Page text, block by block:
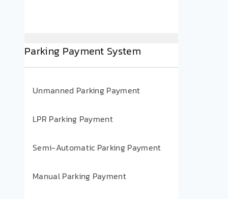
Parking Payment System
Unmanned Parking Payment
LPR Parking Payment
Semi-Automatic Parking Payment
Manual Parking Payment